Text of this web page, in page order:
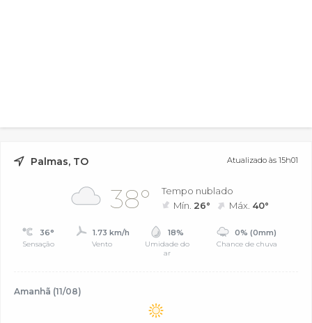
Palmas, TO Atualizado às 15h01
38°
Tempo nublado
Mín. 26° Máx. 40°
36°
Sensação
1.73 km/h
Vento
18%
Umidade do
ar
0% (0mm)
Chance de chuva
Amanhã (11/08)